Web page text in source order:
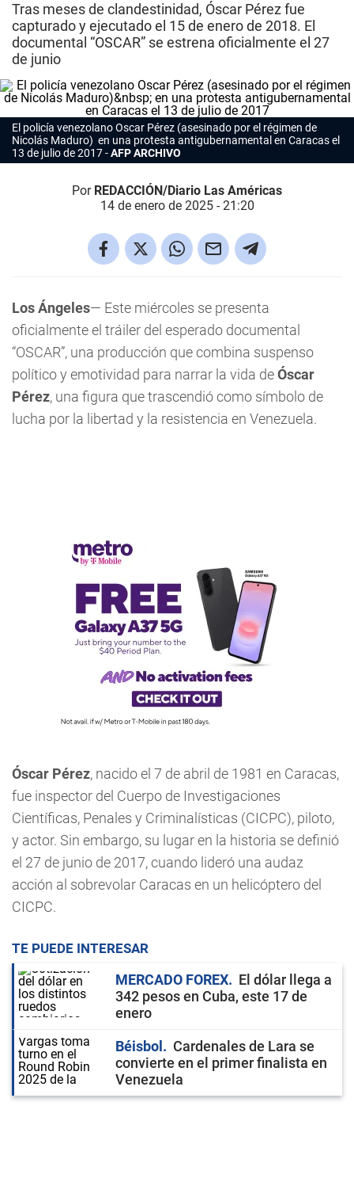
Tras meses de clandestinidad, Óscar Pérez fue
capturado y ejecutado el 15 de enero de 2018. El
documental “OSCAR” se estrena oficialmente el 27
de junio
El policía venezolano Oscar Pérez (asesinado por el régimen de
Nicolás Maduro) en una protesta antigubernamental en Caracas el
13 de julio de 2017
AFP ARCHIVO
Por REDACCIÓN/Diario Las Américas
14 de enero de 2025 - 21:20
Los Ángeles— Este miércoles se presenta
oficialmente el tráiler del esperado documental
“OSCAR”, una producción que combina suspenso
político y emotividad para narrar la vida deÓscar
Pérez, una figura que trascendió como símbolo de
lucha por la libertad y la resistencia en Venezuela.
Óscar Pérez, nacido el 7 de abril de 1981 en Caracas,
fue inspector del Cuerpo de Investigaciones
Científicas, Penales y Criminalísticas (CICPC), piloto,
y actor. Sin embargo, su lugar en la historia se definió
el 27 de junio de 2017, cuando lideró una audaz
acción al sobrevolar Caracas en un helicóptero del
CICPC.
TE PUEDE INTERESAR
MERCADO FOREX
El dólar llega a
342 pesos en Cuba, este 17 de
enero
Béisbol
Cardenales de Lara se
convierte en el primer finalista en
Venezuela